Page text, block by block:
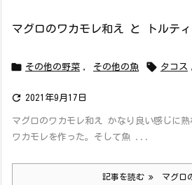
マグロのワカモレ和え と トルテ
 その他の野菜 , その他の魚  タコス ,
 2021年9月17日
マグロのワカモレ和え かなり良い感じに
ワカモレを作った。そして魚 ...
記事を読む マグロ